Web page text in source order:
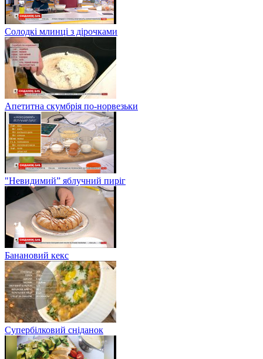
Солодкі млинці з дірочками
Апетитна скумбрія по-норвезьки
"Невидимий” яблучний пиріг
Банановий кекс
Супербілковий сніданок